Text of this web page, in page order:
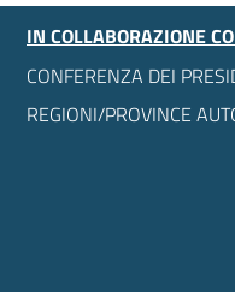
IN COLLABORAZIONE
CONFERENZA DEI
REGIONI/PROVINCE